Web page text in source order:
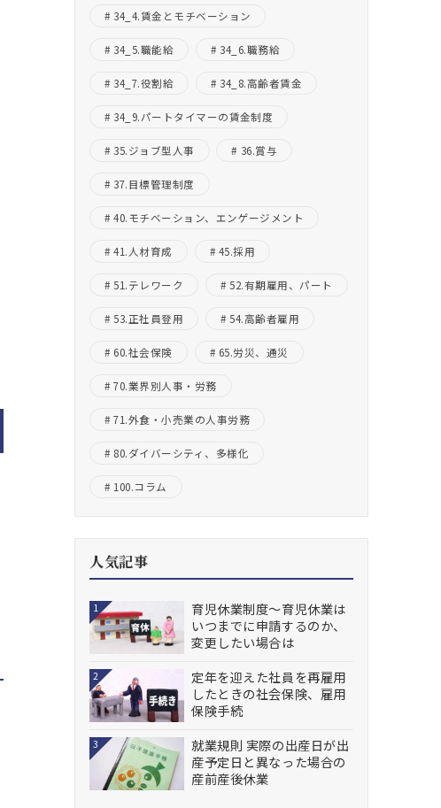
34_4.賃金とモチベーション
34_5.職能給 34_6.職務給
34_7.役割給 34_8.高齢者賃金
34_9.パートタイマーの賃金制度
35.ジョブ型人事 36.賞与
37.目標管理制度
40.モチベーション、エンゲージメント
41.人材育成 45.採用
51.テレワーク 52.有期雇用、パート
53.正社員登用 54.高齢者雇用
60.社会保険 65.労災、通災
70.業界別人事・労務
71.外食・小売業の人事労務
80.ダイバーシティ、多様化
100.コラム
人気記事
1
育児休業制度～育児休業は
いつまでに申請するのか、
変更したい場合は
2
定年を迎えた社員を再雇用
したときの社会保険、雇用
保険手続
3
就業規則 実際の出産日が出
産予定日と異なった場合の
産前産後休業